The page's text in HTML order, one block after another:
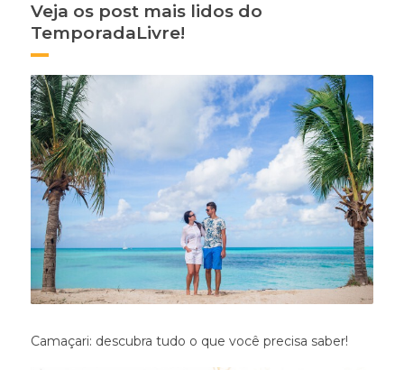
Veja os post mais lidos do
TemporadaLivre!
Camaçari: descubra tudo o que você precisa saber!